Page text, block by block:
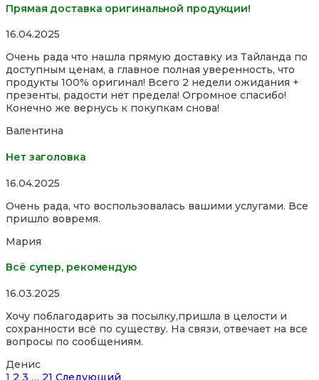
Прямая доставка оригинальной продукции!
Rated
out
of
5
16.04.2025
Очень рада что нашла прямую доставку из Тайланда по
доступным ценам, а главное полная уверенность, что
продукты 100% оригинал! Всего 2 недели ожидания +
презенты, радости нет предела! Огромное спасибо!
Конечно же вернусь к покупкам снова!
Валентина
Нет заголовка
Rated
out
of
16.04.2025
Очень рада, что воспользовалась вашими услугами. Все
пришло вовремя.
Мария
Всё супер, рекомендую
Rated
out
of
5
16.03.2025
Хочу поблагодарить за посылку,пришла в целости и
сохранности всё по существу. На связи, отвечает на все
вопросы по сообщениям.
Денис
Страница
1 Страница
2 Страница
3 … Страница
21 Следующий